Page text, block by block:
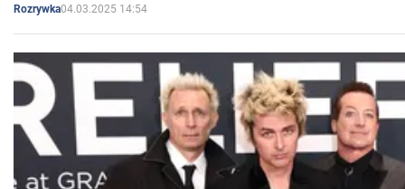
Rozrywka04.03.2025 14:54